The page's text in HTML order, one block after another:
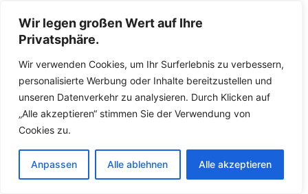
Wir legen großen Wert auf Ihre
Privatsphäre.
Wir verwenden Cookies, um Ihr Surferlebnis zu verbessern,
personalisierte Werbung oder Inhalte bereitzustellen und
unseren Datenverkehr zu analysieren. Durch Klicken auf
„Alle akzeptieren“ stimmen Sie der Verwendung von
Cookies zu.
Anpassen Alle ablehnen Alle akzeptieren
SchlüsselnotdienstWesthausen Bei Hildburghausen
leistetSoforthilfe
den Fachkräften jederzeit kontaktieren, sei es am
helllichten Tag oder mitten in der Nacht. Die Fachkräfte
wissen, dass zugefallene Türen und defekte Schlösser
keinen Aufschub dulden, und deshalb lassen die
Fachkräfte Sie nicht lange warten. In der Regel sind die
Fachkräfte innerhalb kürzester Zeit bei Ihnen, um das
Problem zu beheben und Ihnen wieder Zutritt zu